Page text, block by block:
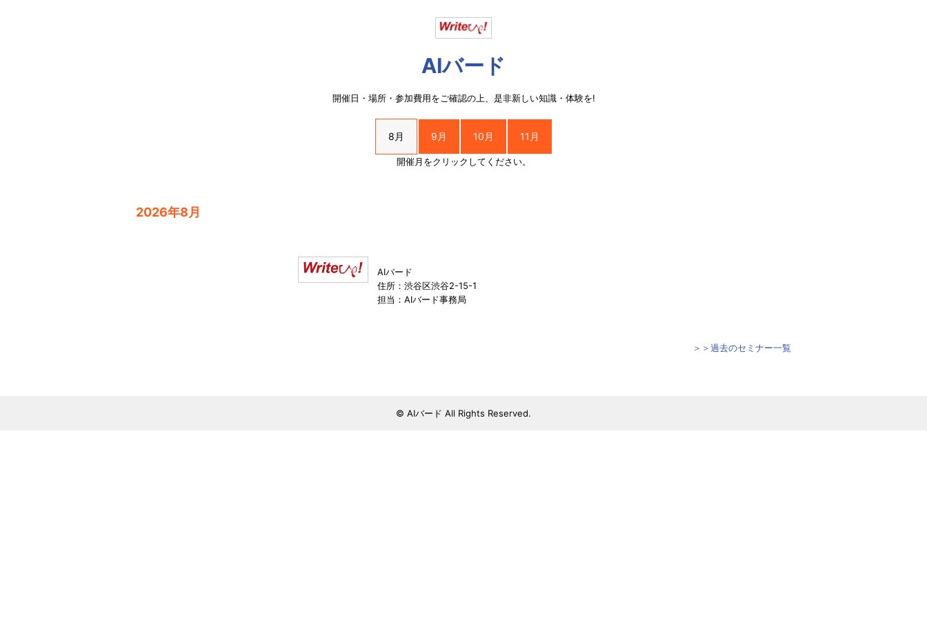
AIバード
開催日・場所・参加費用をご確認の上、是非新しい知識・体験を!
8月 9月 10月 11月
開催月をクリックしてください。
2026年8月
AIバード
住所：渋谷区渋谷2-15-1
担当：AIバード事務局
＞＞過去のセミナー一覧
© AIバード All Rights Reserved.